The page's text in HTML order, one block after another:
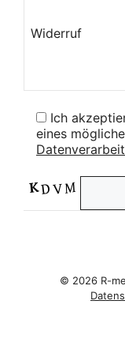
Widerruf
Ich
eines
© 2026 R-